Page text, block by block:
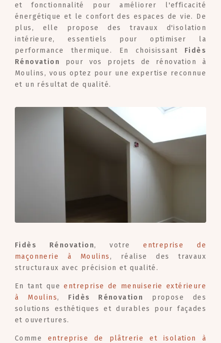
et fonctionnalité pour améliorer l'efficacité
énergétique et le confort des espaces de vie. De
plus, elle propose des travaux d'isolation
intérieure, essentiels pour optimiser la
performance thermique. En choisissant Fidès
Rénovation
pour vos projets de rénovation à
Moulins, vous optez pour une expertise reconnue
et un résultat de qualité.
Fidès Rénovation, votreentreprise de
maçonnerie à Moulins , réalise des travaux
structuraux avec précision et qualité.
En tant queentreprise de menuiserie extérieure
à Moulins, Fidès Rénovation
propose des
solutions esthétiques et durables pour façades
et ouvertures.
Comme entreprise de plâtrerie et isolation à